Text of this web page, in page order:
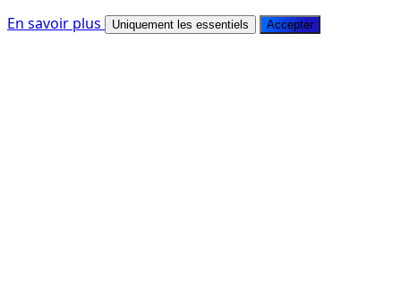
En savoir plus
Uniquement les essentiels Accepter